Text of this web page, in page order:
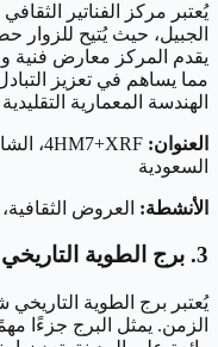
يُعتبر مركز الفناتير
الجبيل، حيث يُتيح للزوار
يقدم المركز معارض
مما يساهم في تعزيز
الهندسة المعمارية
العنوان:
السعودية
الأنشطة: العروض
3. برج الطوية التاريخي: حيث يلامس التاريخ السماء
يُعتبر برج الطوية
الزمن. يمثل البرج جزءًا